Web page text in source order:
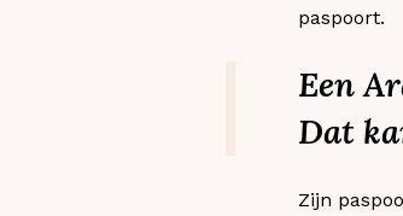
paspoort.
Een
Dat
Zijn